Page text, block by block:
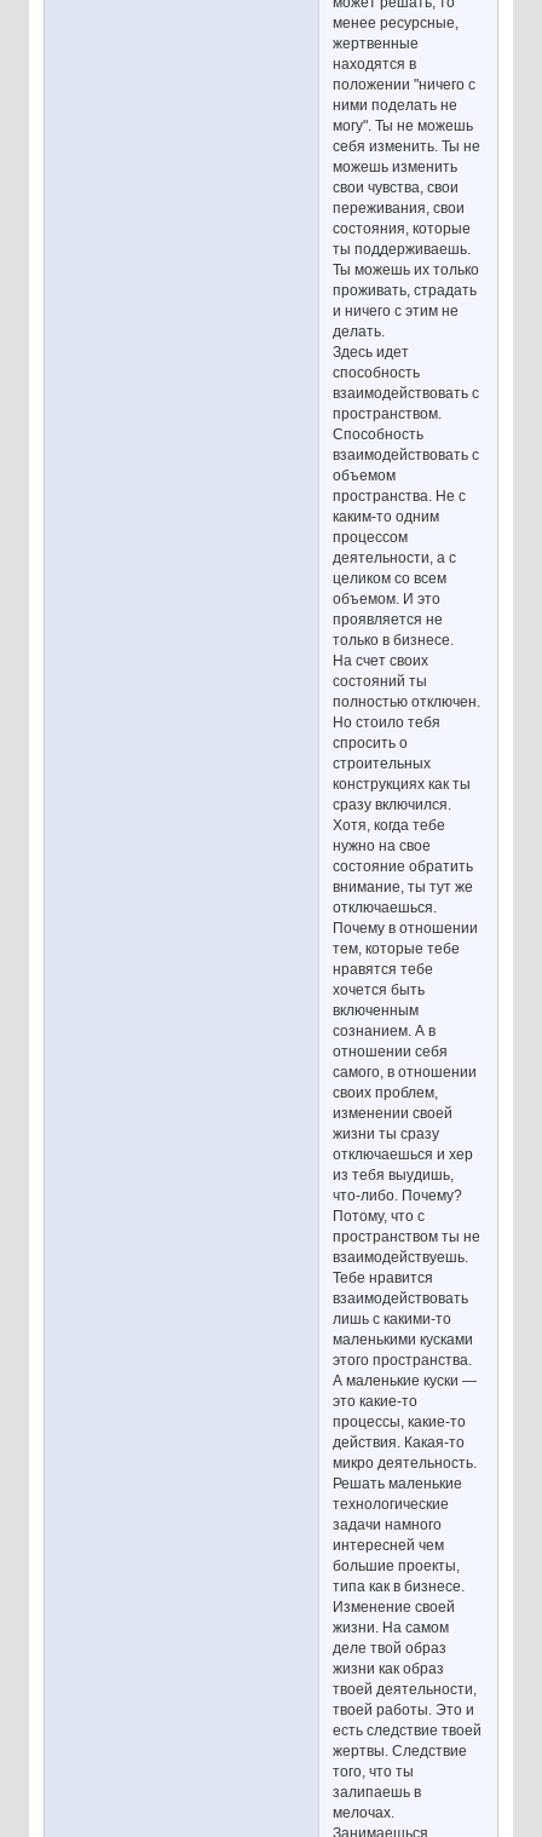
менее ресурсные,
жертвенные
находятся в
положении "ничего с
ними поделать не
могу". Ты не можешь
себя изменить. Ты не
можешь изменить
свои чувства, свои
переживания, свои
состояния, которые
ты поддерживаешь.
Ты можешь их только
проживать, страдать
и ничего с этим не
делать.
Здесь идет
способность
взаимодействовать с
пространством.
Способность
взаимодействовать с
объемом
пространства. Не с
каким-то одним
процессом
деятельности, а с
целиком со всем
объемом. И это
проявляется не
только в бизнесе.
На счет своих
состояний ты
полностью отключен.
Но стоило тебя
спросить о
строительных
конструкциях как ты
сразу включился.
Хотя, когда тебе
нужно на свое
состояние обратить
внимание, ты тут же
отключаешься.
Почему в отношении
тем, которые тебе
нравятся тебе
хочется быть
включенным
сознанием. А в
отношении себя
самого, в отношении
своих проблем,
изменении своей
жизни ты сразу
отключаешься и хер
из тебя выудишь,
что-либо. Почему?
Потому, что с
пространством ты не
взаимодействуешь.
Тебе нравится
взаимодействовать
лишь с какими-то
маленькими кусками
этого пространства.
А маленькие куски —
это какие-то
процессы, какие-то
действия. Какая-то
микро деятельность.
Решать маленькие
технологические
задачи намного
интересней чем
большие проекты,
типа как в бизнесе.
Изменение своей
жизни. На самом
деле твой образ
жизни как образ
твоей деятельности,
твоей работы. Это и
есть следствие твоей
жертвы. Следствие
того, что ты
залипаешь в
мелочах.
Занимаешься